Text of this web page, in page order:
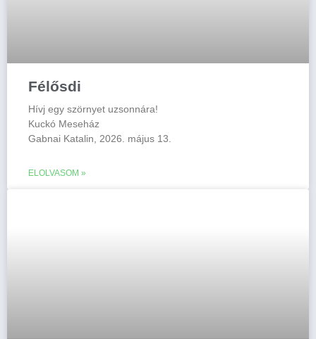
Félősdi
Hívj egy szörnyet uzsonnára!
Kuckó Meseház
Gabnai Katalin, 2026. május 13.
ELOLVASOM »